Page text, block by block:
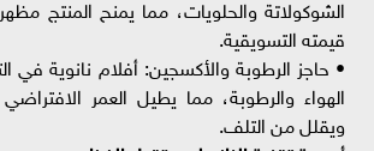
الشوكولاتة والحلويات، مما يمنح المنتج
قيمته التسويقية.
• حاجز الرطوبة والأكسجين: أفلام نانوية في
الهواء والرطوبة، مما يطيل العمر الافتراضي
ويقلل من التلف.